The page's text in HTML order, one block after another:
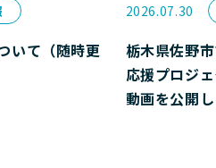
いて（随時更
2026.07.30
栃木県佐野
応援プロジ
動画を公開